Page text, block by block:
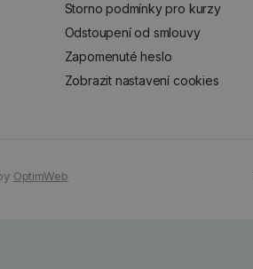
Storno podmínky pro kurzy
Odstoupení od smlouvy
Zapomenuté heslo
Zobrazit nastavení cookies
OptimWeb